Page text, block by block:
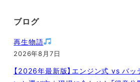
ブログ
再生物語
2026年8月7日
【2026年最新版】エンジン式 vs バ